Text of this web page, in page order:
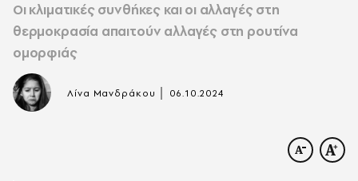
Οι κλιματικές συνθήκες και οι αλλαγές στη
θερμοκρασία απαιτούν αλλαγές στη ρουτίνα
ομορφιάς
Λίνα Μανδράκου 06.10.2024